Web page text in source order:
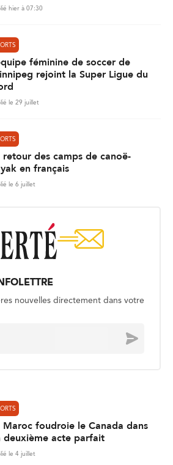
hier à 07:30
féminine de soccer de
rejoint la Super Ligue du
le 29 juillet
retour des camps de canoë-
en français
le 6 juillet
nouvelles directement dans votre
Envoyer
Maroc foudroie le Canada dans
deuxième acte parfait
le 4 juillet